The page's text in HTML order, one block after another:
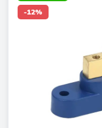
-12%